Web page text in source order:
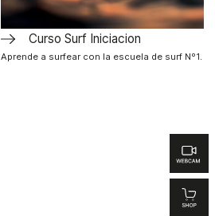
Curso Surf Iniciacion
Aprende a surfear con la escuela de surf Nº1.